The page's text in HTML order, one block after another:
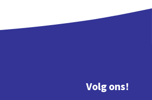
Volg ons!